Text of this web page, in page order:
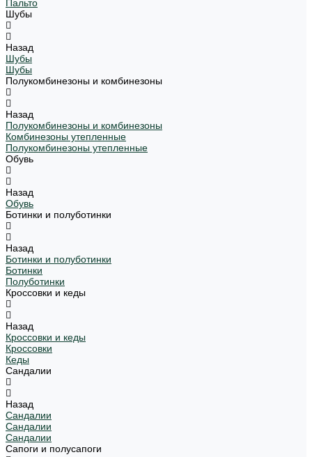
Пальто
Шубы
Назад
Шубы
Шубы
Полукомбинезоны и комбинезоны
Назад
Полукомбинезоны и комбинезоны
Комбинезоны утепленные
Полукомбинезоны утепленные
Обувь
Назад
Обувь
Ботинки и полуботинки
Назад
Ботинки и полуботинки
Ботинки
Полуботинки
Кроссовки и кеды
Назад
Кроссовки и кеды
Кроссовки
Кеды
Сандалии
Назад
Сандалии
Сандалии
Сандалии
Сапоги и полусапоги